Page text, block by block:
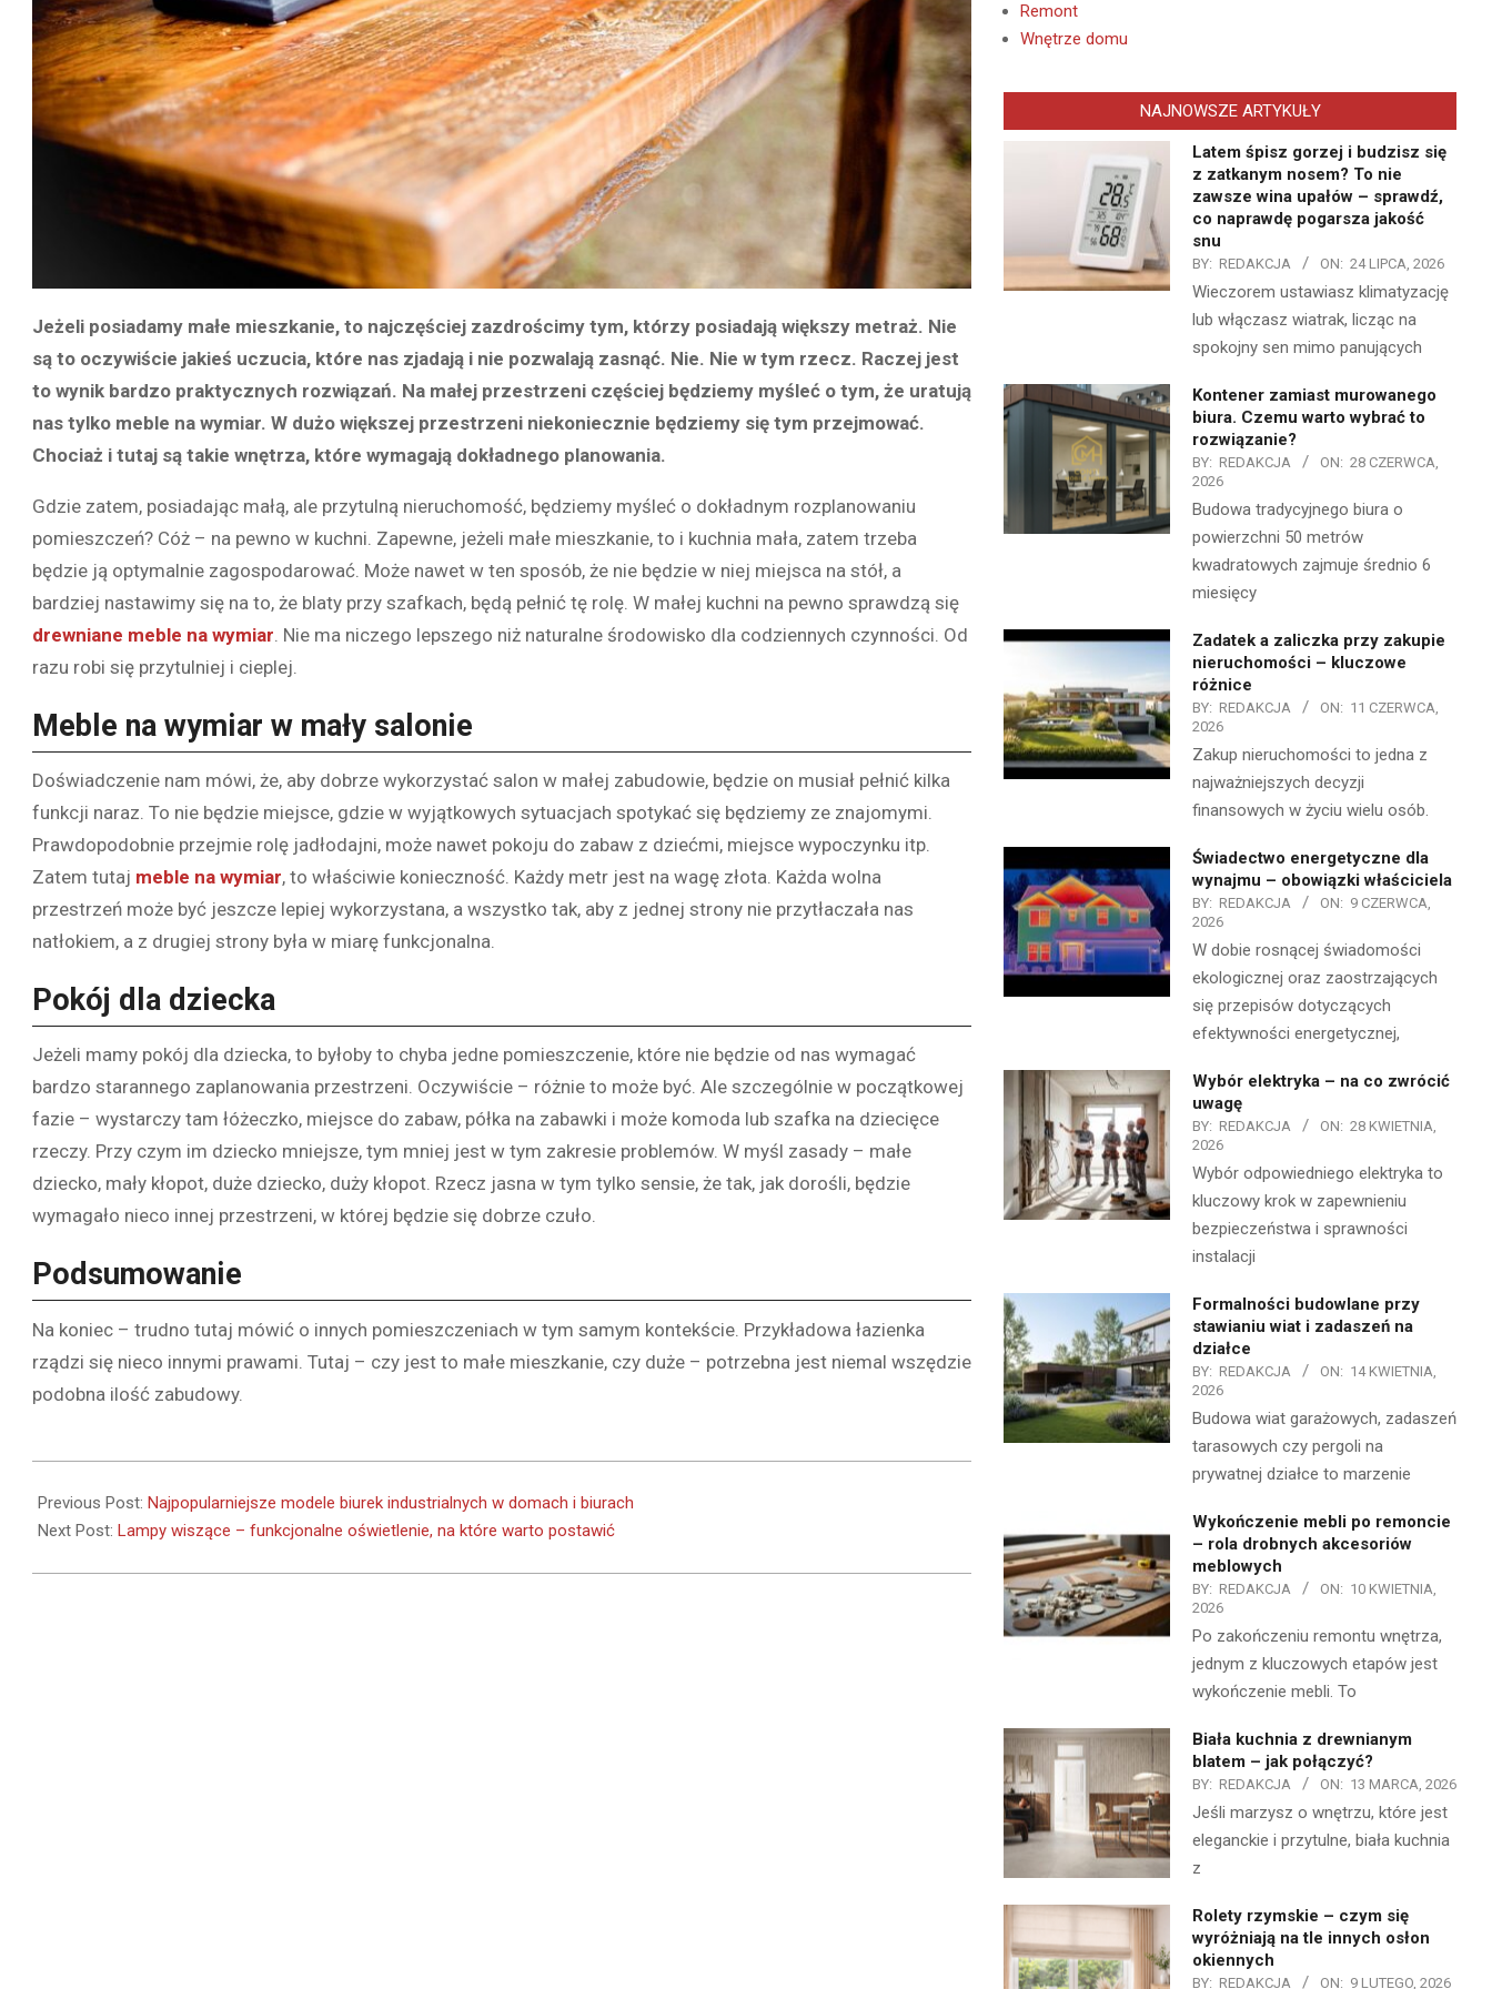
Jeżeli posiadamy małe mieszkanie, to najczęściej zazdrościmy tym, którzy posiadają większy metraż. Nie
są to oczywiście jakieś uczucia, które nas zjadają i nie pozwalają zasnąć. Nie. Nie w tym rzecz. Raczej jest
to wynik bardzo praktycznych rozwiązań. Na małej przestrzeni częściej będziemy myśleć o tym, że uratują
nas tylko meble na wymiar. W dużo większej przestrzeni niekoniecznie będziemy się tym przejmować.
Chociaż i tutaj są takie wnętrza, które wymagają dokładnego planowania.
Gdzie zatem, posiadając małą, ale przytulną nieruchomość, będziemy myśleć o dokładnym rozplanowaniu
pomieszczeń? Cóż – na pewno w kuchni. Zapewne, jeżeli małe mieszkanie, to i kuchnia mała, zatem trzeba
będzie ją optymalnie zagospodarować. Może nawet w ten sposób, że nie będzie w niej miejsca na stół, a
bardziej nastawimy się na to, że blaty przy szafkach, będą pełnić tę rolę. W małej kuchni na pewno sprawdzą się
drewniane meble na wymiar . Nie ma niczego lepszego niż naturalne środowisko dla codziennych czynności. Od
razu robi się przytulniej i cieplej.
Meble na wymiar w mały salonie
Doświadczenie nam mówi, że, aby dobrze wykorzystać salon w małej zabudowie, będzie on musiał pełnić kilka
funkcji naraz. To nie będzie miejsce, gdzie w wyjątkowych sytuacjach spotykać się będziemy ze znajomymi.
Prawdopodobnie przejmie rolę jadłodajni, może nawet pokoju do zabaw z dziećmi, miejsce wypoczynku itp.
Zatem tutaj meble na wymiar, to właściwie konieczność. Każdy metr jest na wagę złota. Każda wolna
przestrzeń może być jeszcze lepiej wykorzystana, a wszystko tak, aby z jednej strony nie przytłaczała nas
natłokiem, a z drugiej strony była w miarę funkcjonalna.
Pokój dla dziecka
Jeżeli mamy pokój dla dziecka, to byłoby to chyba jedne pomieszczenie, które nie będzie od nas wymagać
bardzo starannego zaplanowania przestrzeni. Oczywiście – różnie to może być. Ale szczególnie w początkowej
fazie – wystarczy tam łóżeczko, miejsce do zabaw, półka na zabawki i może komoda lub szafka na dziecięce
rzeczy. Przy czym im dziecko mniejsze, tym mniej jest w tym zakresie problemów. W myśl zasady – małe
dziecko, mały kłopot, duże dziecko, duży kłopot. Rzecz jasna w tym tylko sensie, że tak, jak dorośli, będzie
wymagało nieco innej przestrzeni, w której będzie się dobrze czuło.
Podsumowanie
Na koniec – trudno tutaj mówić o innych pomieszczeniach w tym samym kontekście. Przykładowa łazienka
rządzi się nieco innymi prawami. Tutaj – czy jest to małe mieszkanie, czy duże – potrzebna jest niemal wszędzie
podobna ilość zabudowy.
03-
22
Previous Post: Najpopularniejsze modele biurek industrialnych w domach i biurach
Next Post: Lampy wiszące – funkcjonalne oświetlenie, na które warto postawić
Remont
Wnętrze domu
NAJNOWSZE ARTYKUŁY
Latem śpisz gorzej i budzisz się
z zatkanym nosem? To nie
zawsze wina upałów – sprawdź,
co naprawdę pogarsza jakość
snu
BY: REDAKCJA ON: 24 LIPCA, 2026
Wieczorem ustawiasz klimatyzację
lub włączasz wiatrak, licząc na
spokojny sen mimo panujących
Kontener zamiast murowanego
biura. Czemu warto wybrać to
rozwiązanie?
BY: REDAKCJA ON: 28 CZERWCA,
2026
Budowa tradycyjnego biura o
powierzchni 50 metrów
kwadratowych zajmuje średnio 6
miesięcy
Zadatek a zaliczka przy zakupie
nieruchomości – kluczowe
różnice
BY: REDAKCJA ON: 11 CZERWCA,
2026
Zakup nieruchomości to jedna z
najważniejszych decyzji
finansowych w życiu wielu osób.
Świadectwo energetyczne dla
wynajmu – obowiązki właściciela
BY: REDAKCJA ON: 9 CZERWCA,
2026
W dobie rosnącej świadomości
ekologicznej oraz zaostrzających
się przepisów dotyczących
efektywności energetycznej,
Wybór elektryka – na co zwrócić
uwagę
BY: REDAKCJA ON: 28 KWIETNIA,
2026
Wybór odpowiedniego elektryka to
kluczowy krok w zapewnieniu
bezpieczeństwa i sprawności
instalacji
Formalności budowlane przy
stawianiu wiat i zadaszeń na
działce
BY: REDAKCJA ON: 14 KWIETNIA,
2026
Budowa wiat garażowych, zadaszeń
tarasowych czy pergoli na
prywatnej działce to marzenie
Wykończenie mebli po remoncie
– rola drobnych akcesoriów
meblowych
BY: REDAKCJA ON: 10 KWIETNIA,
2026
Po zakończeniu remontu wnętrza,
jednym z kluczowych etapów jest
wykończenie mebli. To
Biała kuchnia z drewnianym
blatem – jak połączyć?
BY: REDAKCJA ON: 13 MARCA, 2026
Jeśli marzysz o wnętrzu, które jest
eleganckie i przytulne, biała kuchnia
z
Rolety rzymskie – czym się
wyróżniają na tle innych osłon
okiennych
BY: REDAKCJA ON: 9 LUTEGO, 2026